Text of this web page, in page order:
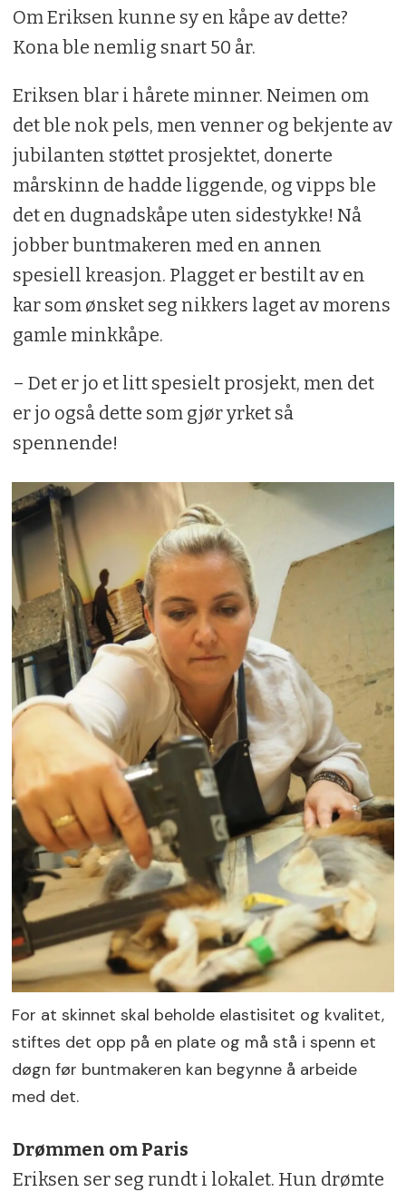
Om Eriksen kunne sy en kåpe av dette?
Kona ble nemlig snart 50 år.
Eriksen blar i hårete minner. Neimen om
det ble nok pels, men venner og bekjente av
jubilanten støttet prosjektet, donerte
mårskinn de hadde liggende, og vipps ble
det en dugnadskåpe uten sidestykke! Nå
jobber buntmakeren med en annen
spesiell kreasjon. Plagget er bestilt av en
kar som ønsket seg nikkers laget av morens
gamle minkkåpe.
– Det er jo et litt spesielt prosjekt, men det
er jo også dette som gjør yrket så
spennende!
For at skinnet skal beholde elastisitet og kvalitet,
stiftes det opp på en plate og må stå i spenn et
døgn før buntmakeren kan begynne å arbeide
med det.
Drømmen om Paris
Eriksen ser seg rundt i lokalet. Hun drømte